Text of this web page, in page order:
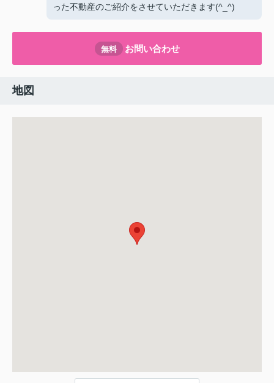
った不動産のご紹介をさせていただきます(^_^)
無料 お問い合わせ
地図